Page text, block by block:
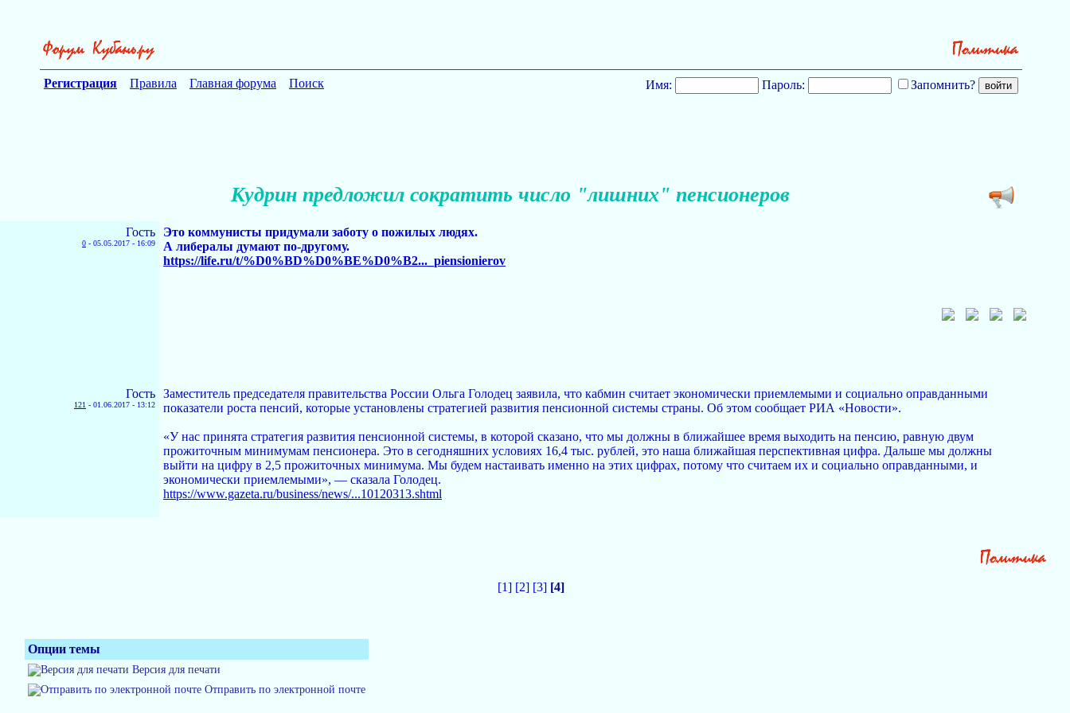
Регистрация Правила Главная форума Поиск Имя: Пароль: Запомнить?
Кудрин предложил сократить число "лишних" пенсионеров
Гость
0 - 05.05.2017 - 16:09
Это коммунисты придумали заботу о пожилых людях.
А либералы думают по-другому.
https://life.ru/t/%D0%BD%D0%BE%D0%B2..._piensionierov
Гость
121 - 01.06.2017 - 13:12
Заместитель председателя правительства России Ольга Голодец заявила, что кабмин считает экономически приемлемыми и социально оправданными
показатели роста пенсий, которые установлены стратегией развития пенсионной системы страны. Об этом сообщает РИА «Новости».
«У нас принята стратегия развития пенсионной системы, в которой сказано, что мы должны в ближайшее время выходить на пенсию, равную двум
прожиточным минимумам пенсионера. Это в сегодняшних условиях 16,4 тыс. рублей, это наша ближайшая перспективная цифра. Дальше мы должны
выйти на цифру в 2,5 прожиточных минимума. Мы будем настаивать именно на этих цифрах, потому что считаем их и социально оправданными, и
экономически приемлемыми», — сказала Голодец.
https://www.gazeta.ru/business/news/...10120313.shtml
[1] [2] [3] [4]
Опции темы
Версия для печати
Отправить по электронной почте